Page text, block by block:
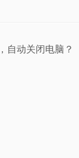
自动关闭电脑？